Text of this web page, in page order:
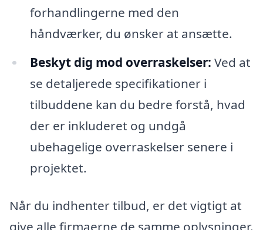
forhandlingerne med den
håndværker, du ønsker at ansætte.
Beskyt dig mod overraskelser: Ved at
se detaljerede specifikationer i
tilbuddene kan du bedre forstå, hvad
der er inkluderet og undgå
ubehagelige overraskelser senere i
projektet.
Når du indhenter tilbud, er det vigtigt at
give alle firmaerne de samme oplysninger.